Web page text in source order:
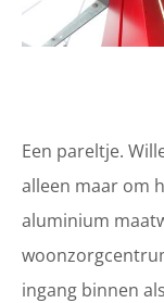
Een pareltje.
alleen maar om
aluminium
ingang binnen